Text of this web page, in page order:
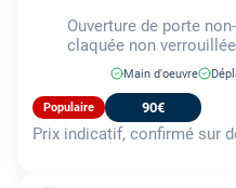
Ouverture de porte
claquée non
Main d'oeuvre
Populaire 90€
Prix indicatif, confirmé sur